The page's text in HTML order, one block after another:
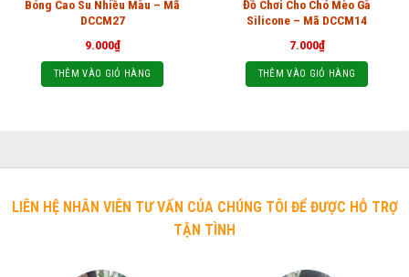
Bóng Cao Su Nhiều Màu – Mã
DCCM27
9.000₫
THÊM VÀO GIỎ HÀNG
Đồ Chơi Cho Chó Mèo Gà
Silicone – Mã DCCM14
7.000₫
THÊM VÀO GIỎ HÀNG
LIÊN HỆ NHÂN VIÊN TƯ VẤN CỦA CHÚNG TÔI ĐỂ ĐƯỢC HỖ TRỢ
TẬN TÌNH